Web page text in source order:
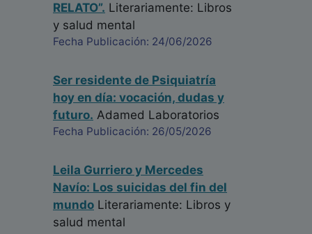
RELATO”. Literariamente: Libros
y salud mental
Fecha Publicación: 24/06/2026
Ser residente de Psiquiatría
hoy en día: vocación, dudas y
futuro. Adamed Laboratorios
Fecha Publicación: 26/05/2026
Leila Gurriero y Mercedes
Navío: Los suicidas del fin del
mundo Literariamente: Libros y
salud mental